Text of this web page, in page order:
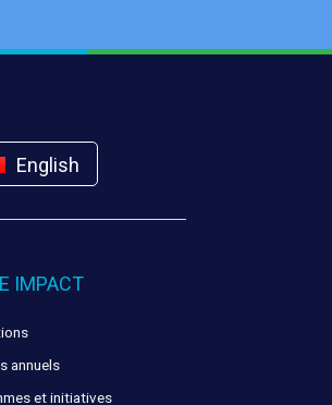
English
IMPACT
annuels
et initiatives